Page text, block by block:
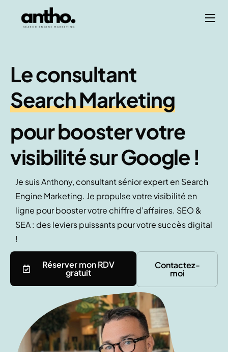
À propos
Le consultant
Search Marketing
pour booster votre
visibilité surGoogle !
Je suis Anthony, consultant sénior expert en Search
Engine Marketing. Je propulse votre visibilité en
ligne pour booster votre chiffre d’affaires. SEO &
SEA : des leviers puissants pour votre succès digital
!
Réserver mon RDV
gratuit
Contactez-
moi